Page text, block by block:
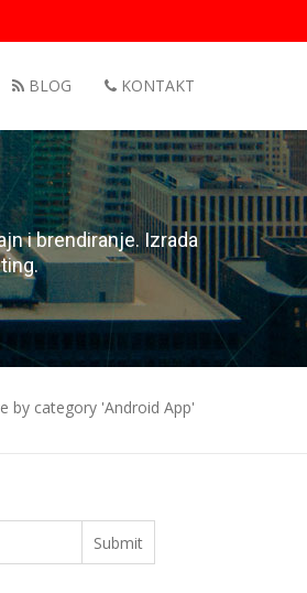
BLOG KONTAKT
i brendiranje. Izrada
by category 'Android App'